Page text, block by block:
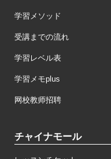
学習メソッド
受講までの流れ
学習レベル表
学習メモplus
网校教师招聘
チャイナモール